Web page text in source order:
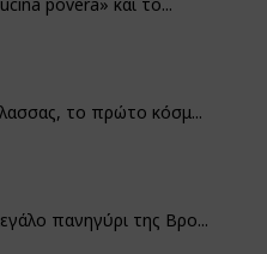
το πρώτο κόσμ...
πανηγύρι της Βρο...